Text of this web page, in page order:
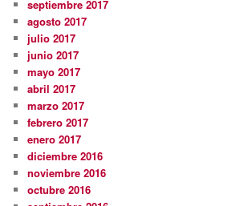
septiembre 2017
agosto 2017
julio 2017
junio 2017
mayo 2017
abril 2017
marzo 2017
febrero 2017
enero 2017
diciembre 2016
noviembre 2016
octubre 2016